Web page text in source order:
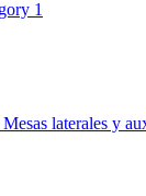
Mesas laterales y